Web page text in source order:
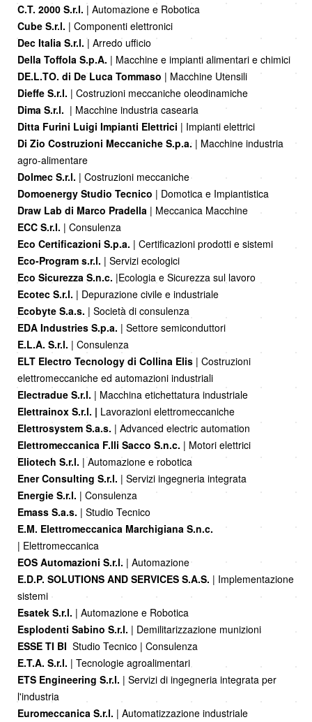
C.T. 2000 S.r.l. | Automazione e Robotica
Cube S.r.l. | Componenti elettronici
Dec Italia S.r.l. | Arredo ufficio
Della Toffola S.p.A. | Macchine e impianti alimentari e chimici
DE.L.TO. di De Luca Tommaso | Macchine Utensili
Dieffe S.r.l. | Costruzioni meccaniche oleodinamiche
Dima S.r.l. | Macchine industria casearia
Ditta Furini Luigi Impianti Elettrici | Impianti elettrici
Di Zio Costruzioni Meccaniche S.p.a. | Macchine industria
agro-alimentare
Dolmec S.r.l. | Costruzioni meccaniche
Domoenergy Studio Tecnico | Domotica e Impiantistica
Draw Lab di Marco Pradella | Meccanica Macchine
ECC S.r.l. | Consulenza
Eco Certificazioni S.p.a. | Certificazioni prodotti e sistemi
Eco-Program s.r.l. | Servizi ecologici
Eco Sicurezza S.n.c. |Ecologia e Sicurezza sul lavoro
Ecotec S.r.l. | Depurazione civile e industriale
Ecobyte S.a.s. | Società di consulenza
EDA Industries S.p.a. | Settore semiconduttori
E.L.A. S.r.l. | Consulenza
ELT Electro Tecnology di Collina Elis | Costruzioni
elettromeccaniche ed automazioni industriali
Electradue S.r.l. | Macchina etichettatura industriale
Elettrainox S.r.l. | Lavorazioni elettromeccaniche
Elettrosystem S.a.s. | Advanced electric automation
Elettromeccanica F.lli Sacco S.n.c. | Motori elettrici
Eliotech S.r.l. | Automazione e robotica
Ener Consulting S.r.l. | Servizi ingegneria integrata
Energie S.r.l. | Consulenza
Emass S.a.s. | Studio Tecnico
E.M. Elettromeccanica Marchigiana S.n.c.
| Elettromeccanica
EOS Automazioni S.r.l. | Automazione
E.D.P. SOLUTIONS AND SERVICES S.A.S. | Implementazione
sistemi
Esatek S.r.l. | Automazione e Robotica
Esplodenti Sabino S.r.l. | Demilitarizzazione munizioni
ESSE TI BI Studio Tecnico | Consulenza
E.T.A. S.r.l. | Tecnologie agroalimentari
ETS Engineering S.r.l. | Servizi di ingegneria integrata per
l'industria
Euromeccanica S.r.l. | Automatizzazione industriale